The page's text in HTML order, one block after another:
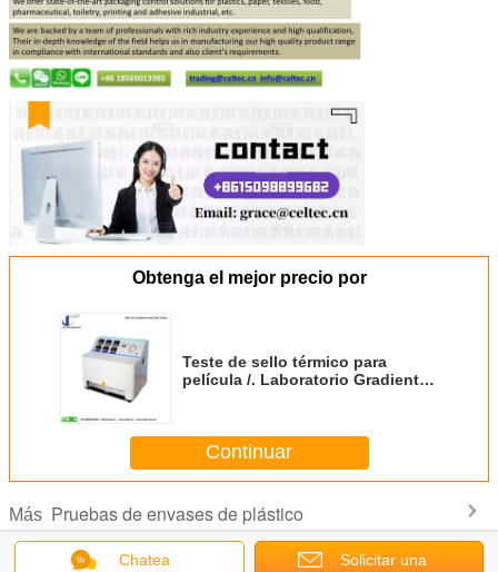
Obtenga el mejor precio por
Teste de sello térmico para
película /. Laboratorio Gradiente
Continuar
Más Pruebas de envases de plástico
Chatea Solicitar una